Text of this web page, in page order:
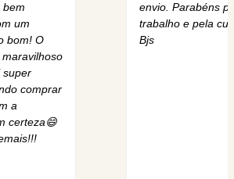
bem
um
bom! O
super
comprar
a
certeza😄
envio. Parabéns
trabalho e pela
Bjs